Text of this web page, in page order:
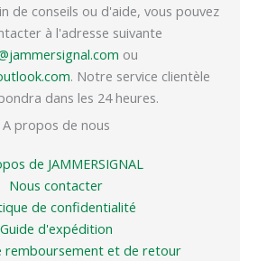
de conseils ou d'aide, vous pouvez
à l'adresse suivante
ou
. Notre service clientèle
dans les 24 heures.
A propos de nous
de JAMMERSIGNAL
Nous contacter
de confidentialité
Guide d'expédition
remboursement et de retour